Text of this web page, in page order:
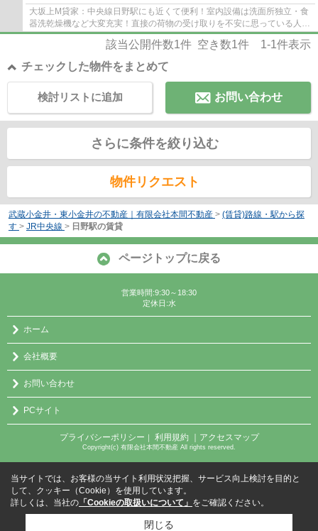
大坂上M貸家：中央線日野駅にも近くて便利！室内設備は洗面所独立・食
器洗乾燥機など大変充実！直接の荷物の受け取りを不安に思っている人で
も宅配ボックスがあれば接触せずに荷物を受...
該当公開件数1件 空き数1件 1-1件表示
チェックした物件をまとめて
お問い合わせ
検討リストに追加
さらに条件を絞り込む
物件リクエスト
武蔵小金井・東小金井の不動産｜有限会社本間不動産 > (賃貸)路線・駅から探
す > JR中央線 > 日野駅の賃貸
ページトップに戻る
営業時間:9:30～18:30
定休日:水
ホーム
会社概要
お問い合わせ
PCサイト
プライバシーポリシー ｜ 利用規約 ｜アクセスマップ
Copyright(c) 有限会社本間不動産 All rights reserved.
当サイトでは、お客様の当サイト利用状況把握、サービス向上検討を目的と
して、クッキー（Cookie）を使用しています。
詳しくは、当社の 「Cookieの取扱いについて」 をご確認ください。
閉じる